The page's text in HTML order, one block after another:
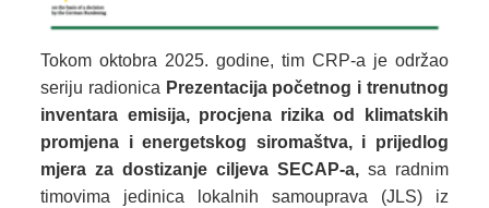
Tokom oktobra 2025. godine, tim CRP-a je održao
seriju radionica Prezentacija početnog i trenutnog
inventara emisija, procjena rizika od klimatskih
promjena i energetskog siromaštva, i prijedlog
mjera za dostizanje ciljeva SECAP-a,sa radnim
timovima jedinica lokalnih samouprava (JLS) iz